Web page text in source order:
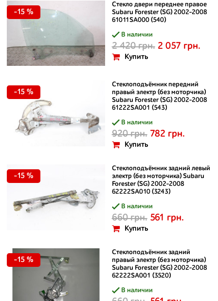
Стекло двери переднее правое
Subaru Forester (SG) 2002-2008
61011SA000 (540)
В наличии
2 420 грн. 2 057 грн.
Купить
-15 %
Стеклоподъёмник передний
правый электр (без моторчика)
Subaru Forester (SG) 2002-2008
61222SA001 (543)
В наличии
920 грн. 782 грн.
Купить
-15 %
Стеклоподъёмник задний левый
электр (без моторчика) Subaru
Forester (SG) 2002-2008
62222SA010 (3243)
В наличии
660 грн. 561 грн.
Купить
-15 %
Стеклоподъёмник задний
правый электр (без моторчика)
Subaru Forester (SG) 2002-2008
62222SA001 (3520)
В наличии
-15 %